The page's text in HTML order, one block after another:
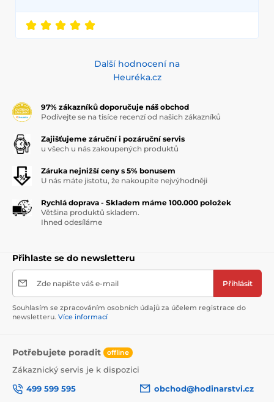
Další hodnocení na
Heuréka.cz
97% zákazníků doporučuje náš obchod
Podívejte se na tisíce recenzí od našich zákazníků
Zajišťujeme záruční i pozáruční servis
u všech u nás zakoupených produktů
Záruka nejnižší ceny s 5% bonusem
U nás máte jistotu, že nakoupíte nejvýhodněji
Rychlá doprava - Skladem máme 100.000 položek
Většina produktů skladem.
Ihned odesíláme
Přihlaste se do newsletteru
Zde napište váš e-mail Přihlásit
Souhlasím se zpracováním osobních údajů za účelem registrace do
newsletteru. Více informací
Potřebujete poradit offline
Zákaznický servis je k dispozici
499 599 595
obchod@hodinarstvi.cz